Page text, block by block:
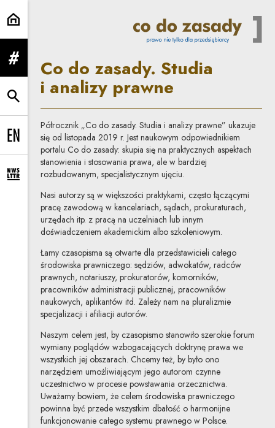
Studia i analizy prawne | Co do
rozwiń menu
rozwiń wyszukiwarkę
Change language to EN
rozwiń formularz zapisu na newsletter
Co do zasady. Studia
i analizy prawne
Półrocznik „Co do zasady. Studia i analizy prawne” ukazuje
się od listopada 2019 r. Jest naukowym odpowiednikiem
portalu Co do zasady: skupia się na praktycznych aspektach
stanowienia i stosowania prawa, ale w bardziej
rozbudowanym, specjalistycznym ujęciu.
Nasi autorzy są w większości praktykami, często łączącymi
pracę zawodową w kancelariach, sądach, prokuraturach,
urzędach itp. z pracą na uczelniach lub innym
doświadczeniem akademickim albo szkoleniowym.
Łamy czasopisma są otwarte dla przedstawicieli całego
środowiska prawniczego: sędziów, adwokatów, radców
prawnych, notariuszy, prokuratorów, komorników,
pracowników administracji publicznej, pracowników
naukowych, aplikantów itd. Zależy nam na pluralizmie
specjalizacji i afiliacji autorów.
Naszym celem jest, by czasopismo stanowiło szerokie forum
wymiany poglądów wzbogacających doktrynę prawa we
wszystkich jej obszarach. Chcemy też, by było ono
narzędziem umożliwiającym jego autorom czynne
uczestnictwo w procesie powstawania orzecznictwa.
Uważamy bowiem, że celem środowiska prawniczego
powinna być przede wszystkim dbałość o harmonijne
funkcjonowanie całego systemu prawnego w Polsce.